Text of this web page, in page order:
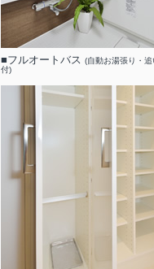
■フルオートバス (自動お湯張り・
付)